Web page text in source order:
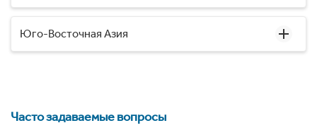
Юго-Восточная Азия
Часто задаваемые вопросы